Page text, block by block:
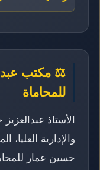
⚖️ مكتب
للمحاماة
الأستاذ
والإدارية
حسين عمار